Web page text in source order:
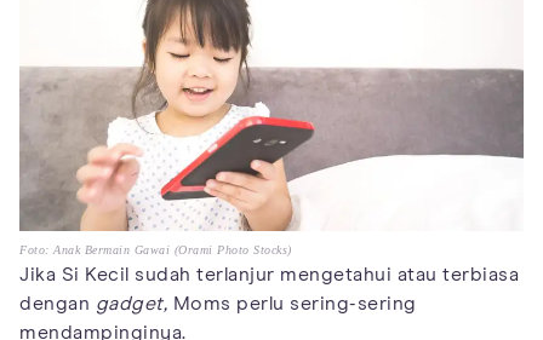
Foto: Anak Bermain Gawai (Orami Photo Stocks)
Jika Si Kecil sudah terlanjur mengetahui atau terbiasa
dengan gadget, Moms perlu sering-sering
mendampinginya.